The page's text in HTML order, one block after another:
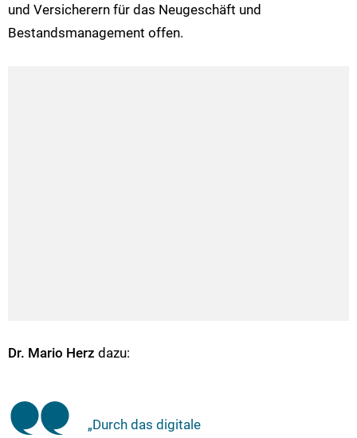
und Versicherern für das Neugeschäft und
Bestandsmanagement offen.
Dr. Mario Herz dazu:
„Durch das digitale